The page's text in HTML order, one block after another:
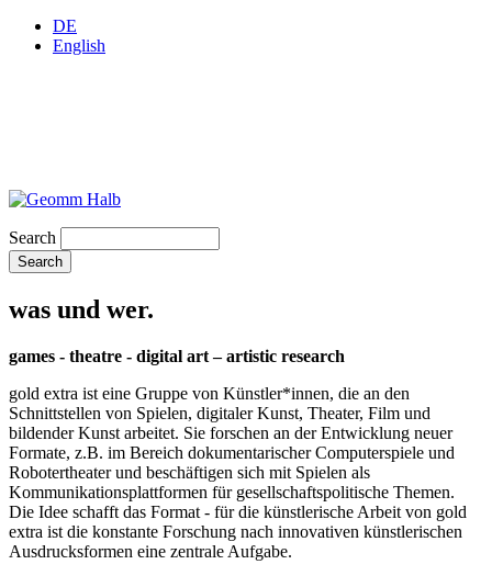
DE
English
Search
was und wer.
games - theatre - digital art – artistic research
gold extra ist eine Gruppe von Künstler*innen, die an den
Schnittstellen von Spielen, digitaler Kunst, Theater, Film und
bildender Kunst arbeitet. Sie forschen an der Entwicklung neuer
Formate, z.B. im Bereich dokumentarischer Computerspiele und
Robotertheater und beschäftigen sich mit Spielen als
Kommunikationsplattformen für gesellschaftspolitische Themen.
Die Idee schafft das Format - für die künstlerische Arbeit von gold
extra ist die konstante Forschung nach innovativen künstlerischen
Ausdrucksformen eine zentrale Aufgabe.